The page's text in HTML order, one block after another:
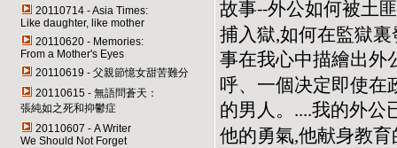
20110714 - Asia Times:
Like daughter, like mother
20110620 - Memories:
From a Mother's Eyes
20110619 - 父親節憶女甜苦難分
20110615 - 無語問蒼天：
張純如之死和抑鬱症
20110607 - A Writer
We Should Not Forget
故事--外公如何被土
捕入獄,如何在監獄
事在我心中描繪出外
呼、一個决定即使在
的男人。
....我的外公
他的勇氣,他献身教